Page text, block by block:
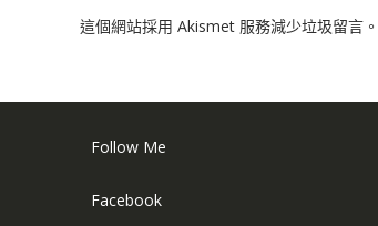
這個網站採用 Akismet 服務減少垃圾留言。
Follow Me
Facebook